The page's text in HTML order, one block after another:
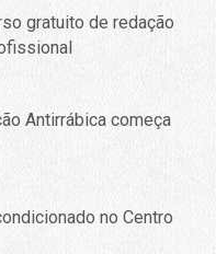
gratuito de redação
Antirrábica começa
no Centro